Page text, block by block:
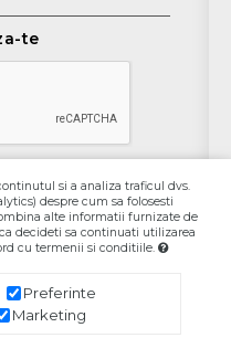
te
si a analiza traficul dvs.
despre cum sa folosesti
alte informatii furnizate de
decideti sa continuati utilizarea
cu termenii si conditiile.
Preferinte
Marketing